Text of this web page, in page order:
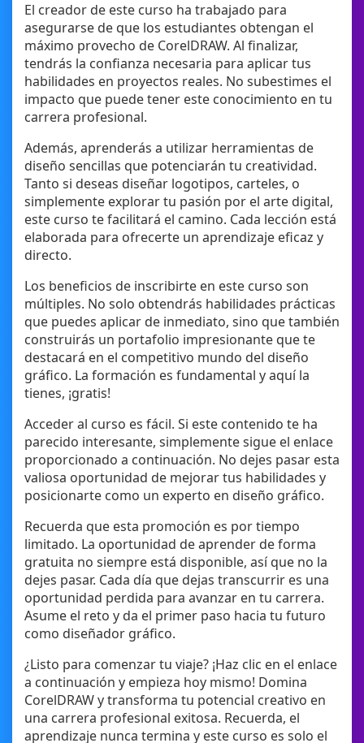
El creador de este curso ha trabajado para
asegurarse de que los estudiantes obtengan el
máximo provecho de CorelDRAW. Al finalizar,
tendrás la confianza necesaria para aplicar tus
habilidades en proyectos reales. No subestimes el
impacto que puede tener este conocimiento en tu
carrera profesional.
Además, aprenderás a utilizar herramientas de
diseño sencillas que potenciarán tu creatividad.
Tanto si deseas diseñar logotipos, carteles, o
simplemente explorar tu pasión por el arte digital,
este curso te facilitará el camino. Cada lección está
elaborada para ofrecerte un aprendizaje eficaz y
directo.
Los beneficios de inscribirte en este curso son
múltiples. No solo obtendrás habilidades prácticas
que puedes aplicar de inmediato, sino que también
construirás un portafolio impresionante que te
destacará en el competitivo mundo del diseño
gráfico. La formación es fundamental y aquí la
tienes, ¡gratis!
Acceder al curso es fácil. Si este contenido te ha
parecido interesante, simplemente sigue el enlace
proporcionado a continuación. No dejes pasar esta
valiosa oportunidad de mejorar tus habilidades y
posicionarte como un experto en diseño gráfico.
Recuerda que esta promoción es por tiempo
limitado. La oportunidad de aprender de forma
gratuita no siempre está disponible, así que no la
dejes pasar. Cada día que dejas transcurrir es una
oportunidad perdida para avanzar en tu carrera.
Asume el reto y da el primer paso hacia tu futuro
como diseñador gráfico.
¿Listo para comenzar tu viaje? ¡Haz clic en el enlace
a continuación y empieza hoy mismo! Domina
CorelDRAW y transforma tu potencial creativo en
una carrera profesional exitosa. Recuerda, el
aprendizaje nunca termina y este curso es solo el